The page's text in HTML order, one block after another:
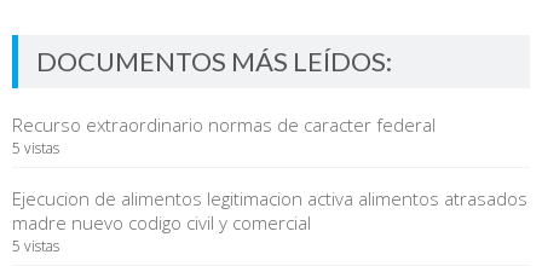
DOCUMENTOS MÁS LEÍDOS:
Recurso extraordinario normas de caracter federal
5 vistas
Ejecucion de alimentos legitimacion activa alimentos atrasados
madre nuevo codigo civil y comercial
5 vistas